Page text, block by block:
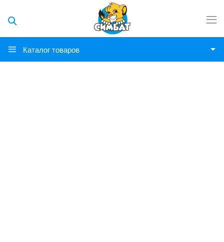
Каталог товаров